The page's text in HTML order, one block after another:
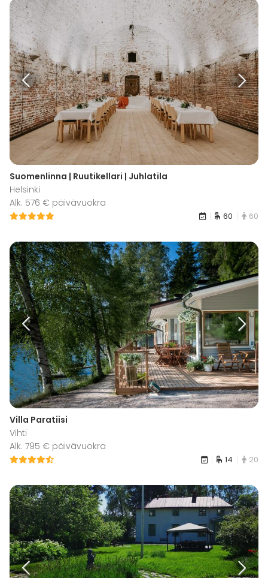
Suomenlinna | Ruutikellari | Juhlatila
Helsinki
Alk. 576 € päivävuokra
60 60
Villa Paratiisi
Vihti
Alk. 795 € päivävuokra
14 20